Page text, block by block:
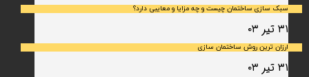
سبک سازی ساختمان چیست و چه مزایا و معایبی دارد؟
۳۱ تیر ۰۳
ارزان ترین روش ساختمان سازی
۳۱ تیر ۰۳